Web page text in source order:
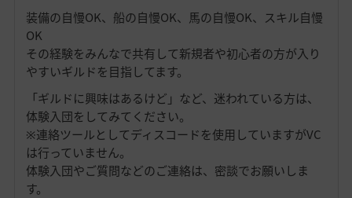
装備の自慢OK、船の自慢OK、馬の自慢OK、スキル自慢
OK
その経験をみんなで共有して新規者や初心者の方が入り
やすいギルドを目指してます。
「ギルドに興味はあるけど」など、迷われている方は、
体験入団をしてみてください。
※連絡ツールとしてディスコードを使用していますがVC
は行っていません。
体験入団やご質問などのご連絡は、密談でお願いしま
す。